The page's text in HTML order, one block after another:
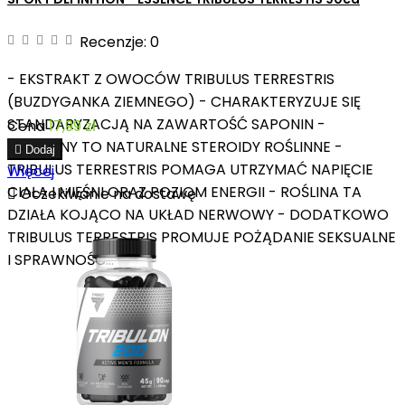
Recenzje: 0
- EKSTRAKT Z OWOCÓW TRIBULUS TERRESTRIS
(BUZDYGANKA ZIEMNEGO) - CHARAKTERYZUJE SIĘ
STANDARYZACJĄ NA ZAWARTOŚĆ SAPONIN -
SAPONINY TO NATURALNE STEROIDY ROŚLINNE -
TRIBULUS TERRESTRIS POMAGA UTRZYMAĆ NAPIĘCIE
CIAŁA I MIĘŚNI ORAZ POZIOM ENERGII - ROŚLINA TA
DZIAŁA KOJĄCO NA UKŁAD NERWOWY - DODATKOWO
TRIBULUS TERRESTRIS PROMUJE POŻĄDANIE SEKSUALNE
I SPRAWNOŚĆ...
Cena17,99 zł
 Dodaj
Więcej
Oczekiwanie na dostawę